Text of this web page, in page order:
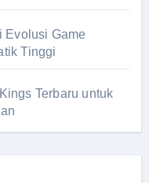
Evolusi Game
Tinggi
Terbaru untuk